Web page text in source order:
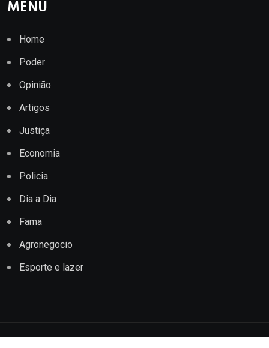
MENU
Home
Poder
Opinião
Artigos
Justiça
Economia
Policia
Dia a Dia
Fama
Agronegocio
Esporte e lazer